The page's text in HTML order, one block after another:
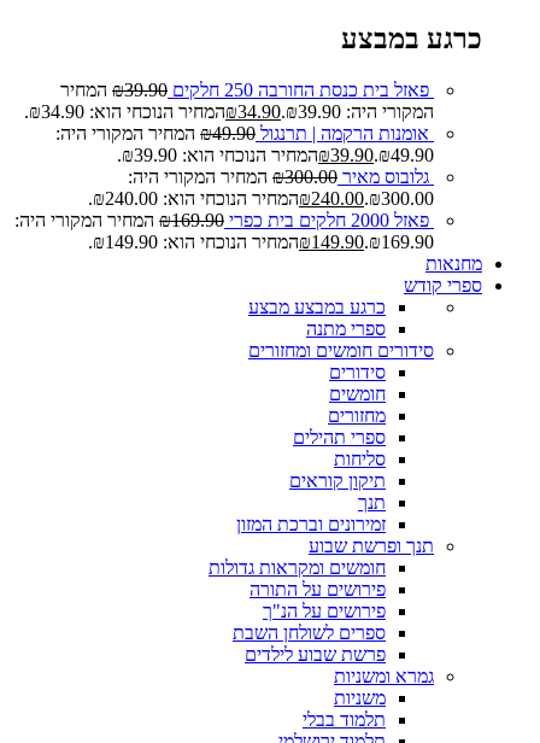
כרגע במבצע
פאזל בית כנסת החורבה 250 חלקים ₪39.90
המחיר
המקורי היה: ₪39.90.
₪34.90
המחיר הנוכחי הוא: ₪34.90.
אומנות הרקמה | תרנגול
₪49.90
המחיר המקורי היה:
₪49.90.
₪39.90
המחיר הנוכחי הוא: ₪39.90.
גלובוס מאיר
₪300.00
המחיר המקורי היה:
₪300.00.
₪240.00
המחיר הנוכחי הוא: ₪240.00.
פאזל 2000 חלקים בית כפרי
₪169.90
המחיר המקורי היה:
₪169.90.
₪149.90
המחיר הנוכחי הוא: ₪149.90.
מחנאות
ספרי קודש
כרגע במבצע מבצע
ספרי מתנה
סידורים חומשים ומחזורים
סידורים
חומשים
מחזורים
ספרי תהילים
סליחות
תיקון קוראים
תנך
זמירונים וברכת המזון
תנך ופרשת שבוע
חומשים ומקראות גדולות
פירושים על התורה
פירושים על הנ"ך
ספרים לשולחן השבת
פרשת שבוע לילדים
גמרא ומשניות
משניות
תלמוד בבלי